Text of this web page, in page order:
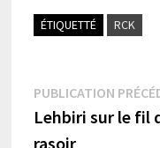
ÉTIQUETTÉ RCK
Navigation
de
PUBLICATION
Lehbiri sur le fil
rasoir